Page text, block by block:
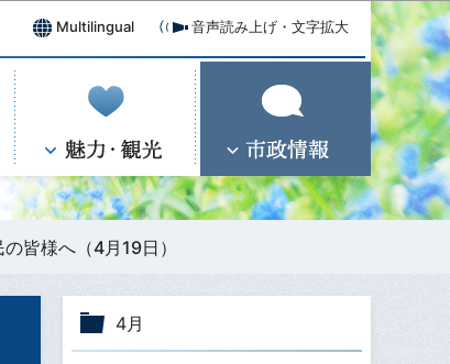
Multilingual 音声読み上げ・文字拡大
皆様へ（4月19日）
4月